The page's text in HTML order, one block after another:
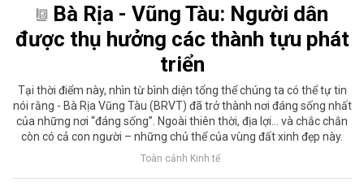
Bà Rịa - Vũng Tàu: Người dân
được thụ hưởng các thành tựu phát
triển
Tại thời điểm này, nhìn từ bình diện tổng thể chúng ta có thể tự tin
nói rằng - Bà Rịa Vũng Tàu (BRVT) đã trở thành nơi đáng sống nhất
của những nơi “đáng sống”. Ngoài thiên thời, địa lợi... và chắc chắn
còn có cả con người – những chủ thể của vùng đất xinh đẹp này.
Toàn cảnh Kinh tế